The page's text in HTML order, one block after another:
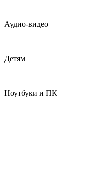
Аудио-видео
Детям
Ноутбуки и ПК